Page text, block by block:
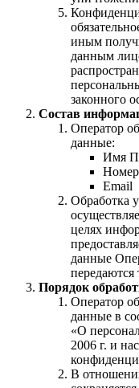
иным
данным
законного
Состав
Оператор
данные:
Имя
Номер
Email
Обработка
целях
данные
передаются
Порядок
Оператор
данные в
«О
2006 г. и
В